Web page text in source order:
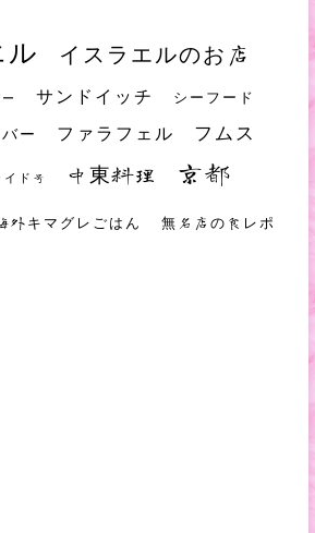
ル イスラエルのお店
サンドイッチ シーフード
バー ファラフェル フムス
ド号 中東料理 京都
外キマグレごはん 無名店の食レポ